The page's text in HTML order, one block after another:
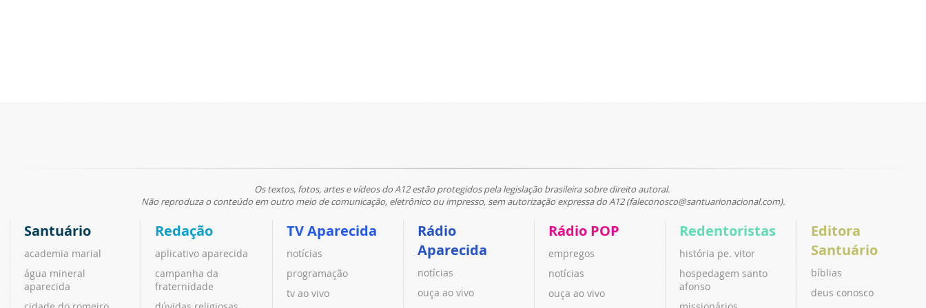
Os textos, fotos, artes e vídeos do A12 estão protegidos pela legislação brasileira sobre direito autoral.
Não reproduza o conteúdo em outro meio de comunicação, eletrônico ou impresso, sem autorização expressa do A12 (faleconosco@santuarionacional.com).
Santuário
academia marial
água mineral
aparecida
Redação
aplicativo aparecida
campanha da
fraternidade
TV Aparecida
notícias
programação
tv ao vivo
Rádio
Aparecida
notícias
ouça ao vivo
Rádio POP
empregos
notícias
ouça ao vivo
Redentoristas
história pe. vitor
hospedagem santo
afonso
Editora
Santuário
bíblias
deus conosco